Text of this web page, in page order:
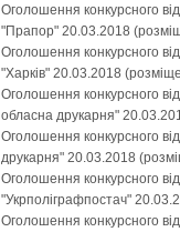
Оголошення конкурсного
"Прапор" 20.03.2018
Оголошення конкурсного
"Харків" 20.03.2018
Оголошення конкурсного
обласна друкарня"
Оголошення конкурсного
друкарня" 20.03.2018
Оголошення конкурсного
"Укрполіграфпостач"
Оголошення конкурсного